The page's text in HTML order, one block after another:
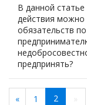
В данной
действия можно
обязательств
предпринять?
« 1 2